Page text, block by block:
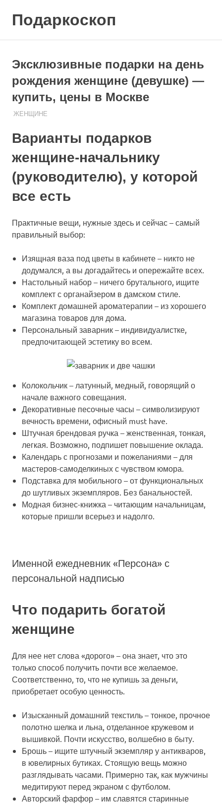
Подаркоскоп
подарить
Эксклюзивные подарки на день
рождения женщине (девушке) —
купить, цены в Москве
08.08.2020
ПОДАРЧЕК
ЖЕНЩИНЕ
Варианты подарков
женщине-начальнику
(руководителю), у которой
все есть
Практичные вещи, нужные здесь и сейчас – самый
правильный выбор:
Изящная ваза под цветы в кабинете – никто не
додумался, а вы догадайтесь и опережайте всех.
Настольный набор – ничего брутального, ищите
комплект с органайзером в дамском стиле.
Комплект домашней ароматерапии – из хорошего
магазина товаров для дома.
Персональный заварник – индивидуалистке,
предпочитающей эстетику во всем.
Колокольчик – латунный, медный, говорящий о
начале важного совещания.
Декоративные песочные часы – символизируют
вечность времени, офисный must have.
Штучная брендовая ручка – женственная, тонкая,
легкая. Возможно, подпишет повышение оклада.
Календарь с прогнозами и пожеланиями – для
мастеров-самоделкиных с чувством юмора.
Подставка для мобильного – от функциональных
до шутливых экземпляров. Без банальностей.
Модная бизнес-книжка – читающим начальницам,
которые пришли всерьез и надолго.
Именной ежедневник «Персона» с
персональной надписью
Что подарить богатой
женщине
Для нее нет слова «дорого» – она знает, что это
только способ получить почти все желаемое.
Соответственно, то, что не купишь за деньги,
приобретает особую ценность.
Изысканный домашний текстиль – тонкое, прочное
полотно шелка и льна, отделанное кружевом и
вышивкой. Почти искусство, волшебно в быту.
Брошь – ищите штучный экземпляр у антикваров,
в ювелирных бутиках. Стоящую вещь можно
разглядывать часами. Примерно так, как мужчины
медитируют перед экраном с футболом.
Авторский фарфор – им славятся старинные